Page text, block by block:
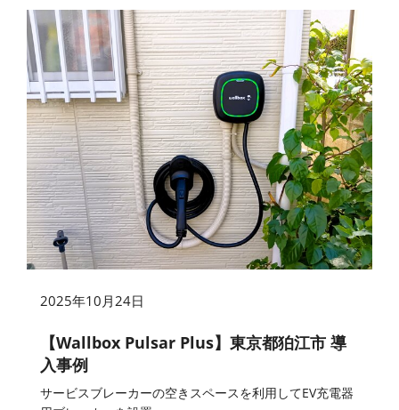
2025年10月24日
【Wallbox Pulsar Plus】東京都狛江市 導
入事例
サービスブレーカーの空きスペースを利用してEV充電器